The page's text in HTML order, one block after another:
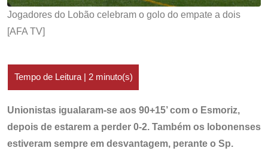
Jogadores do Lobão celebram o golo do empate a dois
[AFA TV]
Unionistas igualaram-se aos 90+15’ com o Esmoriz,
depois de estarem a perder 0-2. Também os lobonenses
estiveram sempre em desvantagem, perante o Sp.